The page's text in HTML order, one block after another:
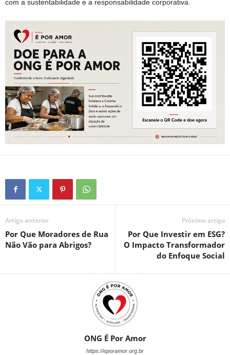
com a sustentabilidade e a responsabilidade corporativa.
Artigo anterior
Por Que Moradores de Rua
Não Vão para Abrigos?
Próximo artigo
Por Que Investir em ESG?
O Impacto Transformador
do Enfoque Social
ONG É Por Amor
https://eporamor.org.br